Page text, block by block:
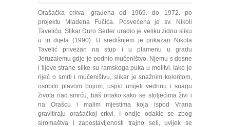
Orašačka crkva, građena od 1969. do 1972. po
projektu Mladena Fučića. Posvećena je sv. Nikoli
Taveliću. Slikar Đuro Seder uradio je veliku zidnu sliku
u tri dijela (1990). U središnjem je prikazan Nikola
Tavelić privezan na stup i u plamenu u gradu
Jeruzalemu gdje je podnio mučeništvo. Njemu s desne
i lijeve strane slike su ramskoga puka u molitvi. Iako je
riječ o smrti i mučeništvu, slikar je snažnim koloritom,
osobito plavom bojom, uspio unijeti vedrinu i snagu
života nad smrću, baš onako kako se stoljećima živi i
na Orašcu i malim mjestima koja ispod Vrana
gravitiraju orašačkoj crkvi. I ondje odakle se zbog
siromaštva i zapostavljenosti trajno seli, uvijek se